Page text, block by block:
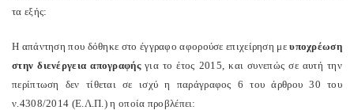
τα εξής:
Η απάντηση που δόθηκε στο έγγραφο αφορούσε επιχείρηση μευποχρέωση
στην διενέργεια απογραφήςγια το έτος 2015, και συνεπώς σε αυτή την
περίπτωση δεν τίθεται σε ισχύ η παράγραφος 6 του άρθρου 30 του
ν.4308/2014 (Ε.Λ.Π.) η οποία προβλέπει: